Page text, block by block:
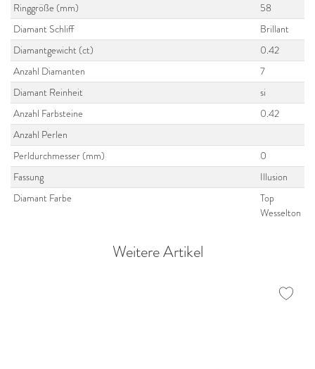
Ringgröße (mm)
58
Diamant Schliff
Brillant
Diamantgewicht (ct)
0.42
Anzahl Diamanten
7
Diamant Reinheit
si
Anzahl Farbsteine
0.42
Anzahl Perlen
Perldurchmesser (mm)
0
Fassung
Illusion
Diamant Farbe
Top
Wesselton
Weitere Artikel